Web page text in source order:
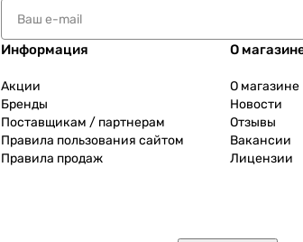
Информация
Акции
Бренды
Поставщикам / партнерам
Правила пользования сайтом
Правила продаж
О
О магазине
Новости
Отзывы
Вакансии
Лицензии